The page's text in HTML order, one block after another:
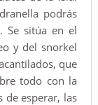
podrás
Se sitúa en el
y del snorkel
que
todo con la
de esperar, las